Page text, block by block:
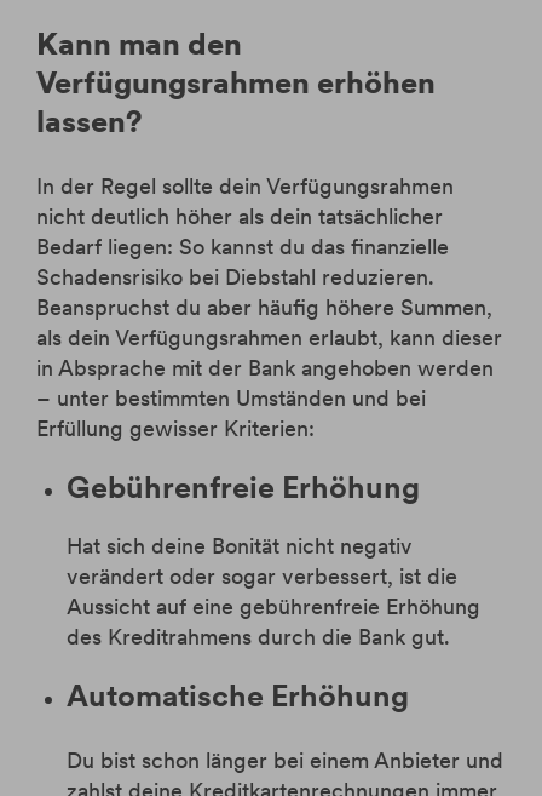
Kann man den
Verfügungsrahmen erhöhen
lassen?
In der Regel sollte dein Verfügungsrahmen
nicht deutlich höher als dein tatsächlicher
Bedarf liegen: So kannst du das finanzielle
Schadensrisiko bei Diebstahl reduzieren.
Beanspruchst du aber häufig höhere Summen,
als dein Verfügungsrahmen erlaubt, kann dieser
in Absprache mit der Bank angehoben werden
– unter bestimmten Umständen und bei
Erfüllung gewisser Kriterien:
Gebührenfreie Erhöhung
Hat sich deine Bonität nicht negativ
verändert oder sogar verbessert, ist die
Aussicht auf eine gebührenfreie Erhöhung
des Kreditrahmens durch die Bank gut.
Automatische Erhöhung
Du bist schon länger bei einem Anbieter und
zahlst deine Kreditkartenrechnungen immer